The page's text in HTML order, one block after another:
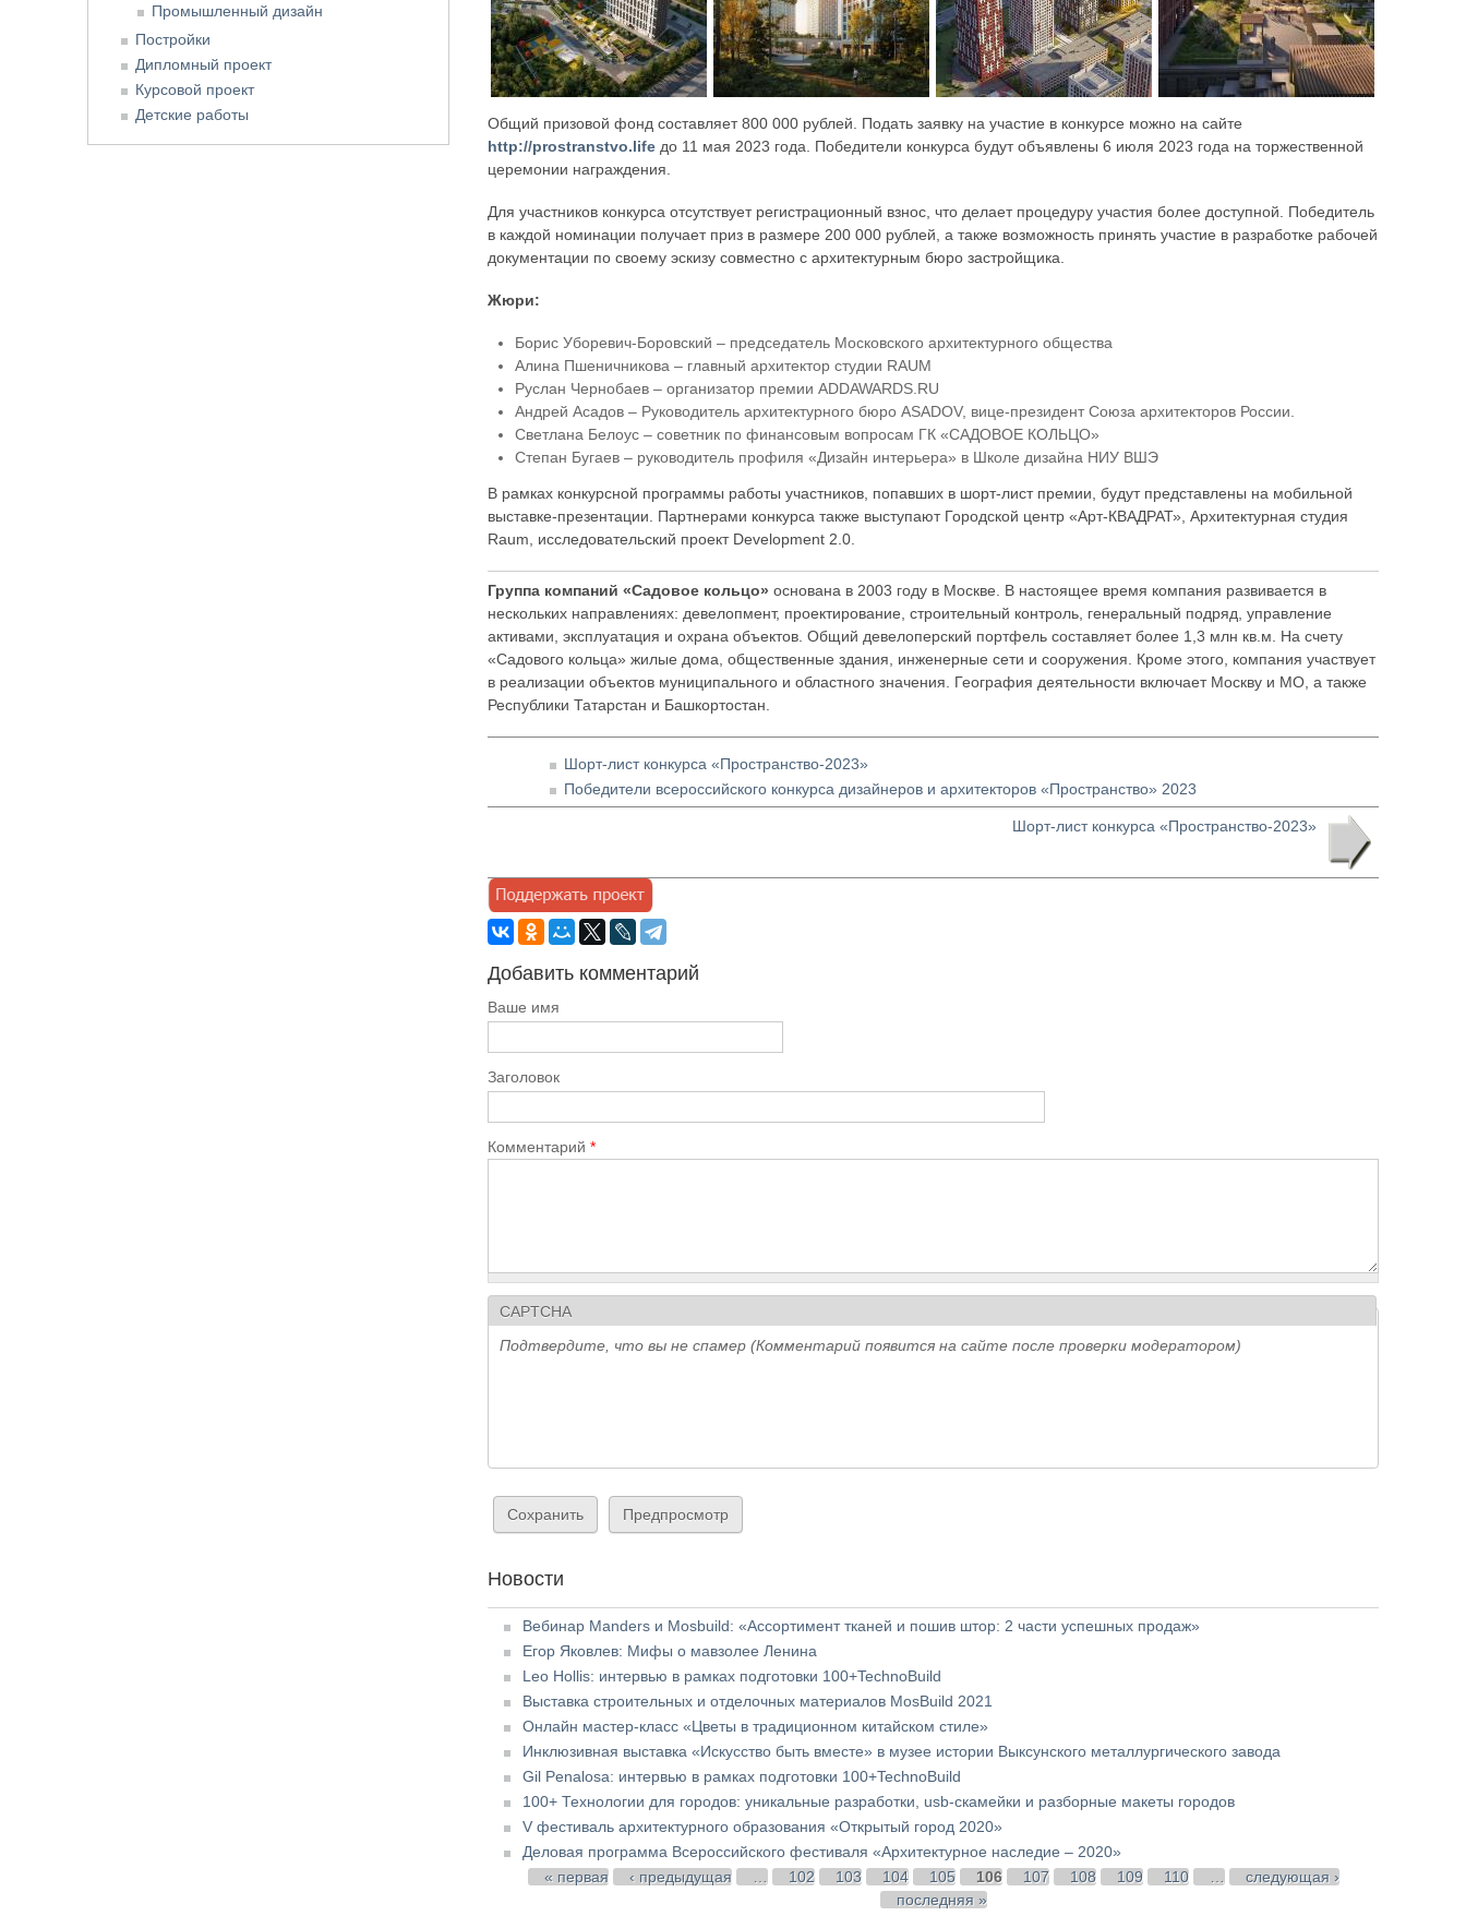
Общий призовой фонд составляет 800 000 рублей. Подать заявку на участие в конкурсе можно на сайте
http://prostranstvo.life до 11 мая 2023 года. Победители конкурса будут объявлены 6 июля 2023 года на торжественной
церемонии награждения.
Для участников конкурса отсутствует регистрационный взнос, что делает процедуру участия более доступной. Победитель
в каждой номинации получает приз в размере 200 000 рублей, а также возможность принять участие в разработке рабочей
документации по своему эскизу совместно с архитектурным бюро застройщика.
Жюри:
Борис Уборевич-Боровский – председатель Московского архитектурного общества
Алина Пшеничникова – главный архитектор студии RAUM
Руслан Чернобаев – организатор премии ADDAWARDS.RU
Андрей Асадов – Руководитель архитектурного бюро ASADOV, вице-президент Союза архитекторов России.
Светлана Белоус – советник по финансовым вопросам ГК «САДОВОЕ КОЛЬЦО»
Степан Бугаев – руководитель профиля «Дизайн интерьера» в Школе дизайна НИУ ВШЭ
В рамках конкурсной программы работы участников, попавших в шорт-лист премии, будут представлены на мобильной
выставке-презентации. Партнерами конкурса также выступают Городской центр «Арт-КВАДРАТ», Архитектурная студия
Raum, исследовательский проект Development 2.0.
Группа компаний «Садовое кольцо» основана в 2003 году в Москве. В настоящее время компания развивается в
нескольких направлениях: девелопмент, проектирование, строительный контроль, генеральный подряд, управление
активами, эксплуатация и охрана объектов. Общий девелоперский портфель составляет более 1,3 млн кв.м. На счету
«Садового кольца» жилые дома, общественные здания, инженерные сети и сооружения. Кроме этого, компания участвует
в реализации объектов муниципального и областного значения. География деятельности включает Москву и МО, а также
Республики Татарстан и Башкортостан.
Шорт-лист конкурса «Пространство-2023»
Победители всероссийского конкурса дизайнеров и архитекторов «Пространство» 2023
Шорт-лист конкурса «Пространство-2023»
Добавить комментарий
Ваше имя
Заголовок
Комментарий*
CAPTCHA
Подтвердите, что вы не спамер (Комментарий появится на сайте после проверки модератором)
Новости
Вебинар Manders и Mosbuild: «Ассортимент тканей и пошив штор: 2 части успешных продаж»
Егор Яковлев: Мифы о мавзолее Ленина
Leo Hollis: интервью в рамках подготовки 100+TechnoBuild
Выставка строительных и отделочных материалов MosBuild 2021
Онлайн мастер-класс «Цветы в традиционном китайском стиле»
Инклюзивная выставка «Искусство быть вместе» в музее истории Выксунского металлургического завода
Gil Penalosa: интервью в рамках подготовки 100+TechnoBuild
100+ Технологии для городов: уникальные разработки, usb-скамейки и разборные макеты городов
V фестиваль архитектурного образования «Открытый город 2020»
Деловая программа Всероссийского фестиваля «Архитектурное наследие – 2020»
Страницы
« первая ‹ предыдущая 102 103 104 105 106 107 108 109 110
следующая ›
последняя »
Промышленный дизайн
Постройки
Дипломный проект
Курсовой проект
Детские работы